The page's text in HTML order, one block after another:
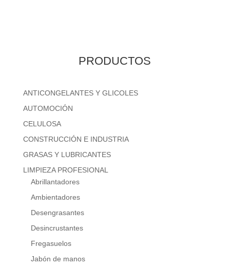
PRODUCTOS
ANTICONGELANTES Y GLICOLES
AUTOMOCIÓN
CELULOSA
CONSTRUCCIÓN E INDUSTRIA
GRASAS Y LUBRICANTES
LIMPIEZA PROFESIONAL
Abrillantadores
Ambientadores
Desengrasantes
Desincrustantes
Fregasuelos
Jabón de manos